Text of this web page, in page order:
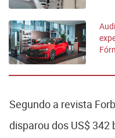
Segundo a revista
disparou dos US$ 342